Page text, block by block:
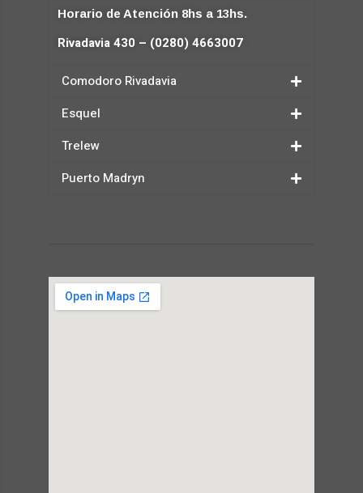
Horario de Atención 8hs a 13hs.
Rivadavia 430 – (0280) 4663007
Comodoro Rivadavia
Esquel
Trelew
Puerto Madryn